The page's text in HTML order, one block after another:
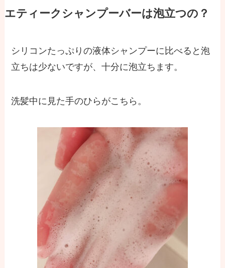
エティークシャンプーバーは泡立つの？
シリコンたっぷりの液体シャンプーに比べると泡
立ちは少ないですが、十分に泡立ちます。
洗髪中に見た手のひらがこちら。